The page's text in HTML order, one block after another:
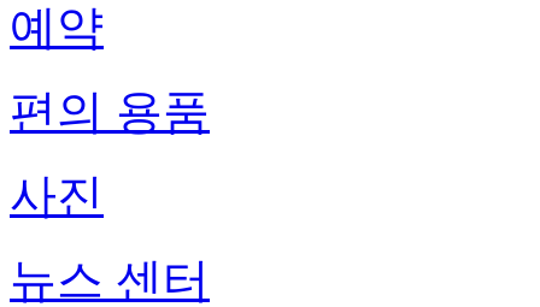
예약
편의 용품
사진
뉴스 센터